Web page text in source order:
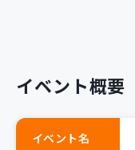
イベント概要
イベント名